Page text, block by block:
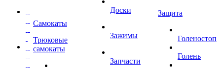
Самокаты
Трюковые
самокаты
Доски
Зажимы
Запчасти
Защита
Голеностоп
Голень